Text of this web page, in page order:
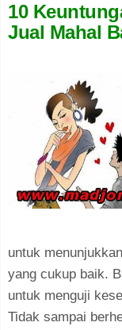
10
Jual Mahal
untuk
yang cukup baik.
untuk menguji
Tidak sampai